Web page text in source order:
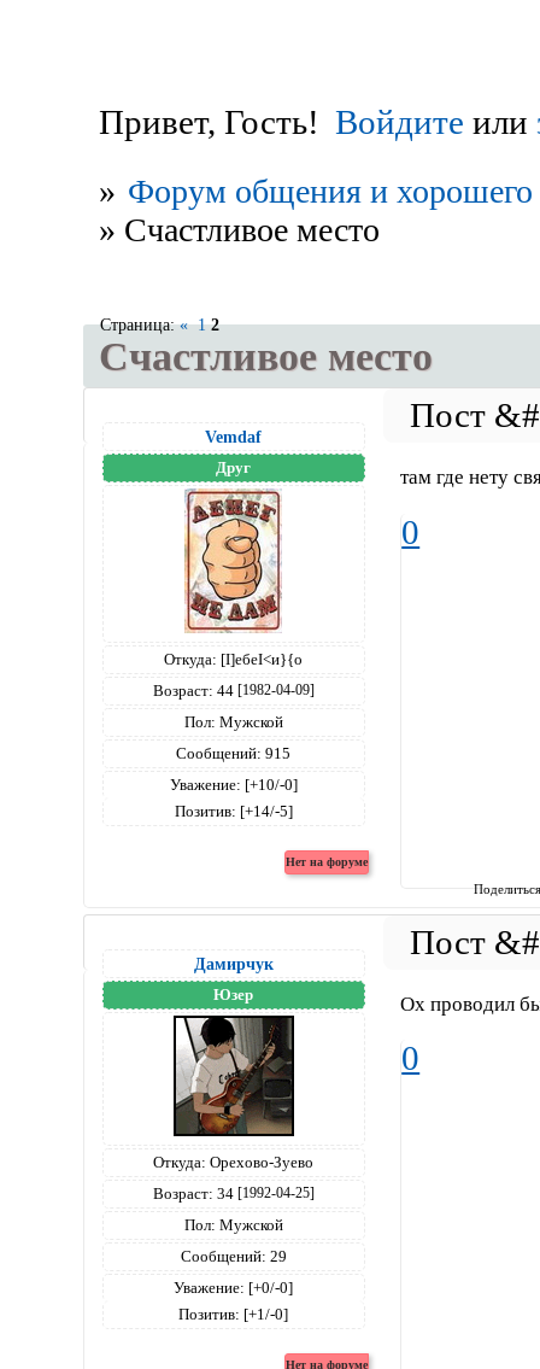
Привет, Гость! Войдите или
» Форум общения и хорошего
» Счастливое место
Счастливое место
Страница:« 1 2
Vemdaf
Друг
Откуда: [I]ебеI<и}{о
Возраст: 44 [1982-04-09]
Пол: Мужской
Сообщений: 915
Уважение: [+10/-0]
Позитив: [+14/-5]
там где нету
0
Дамирчук
Юзер
Откуда: Орехово-Зуево
Возраст: 34 [1992-04-25]
Пол: Мужской
Сообщений: 29
Уважение: [+0/-0]
Позитив: [+1/-0]
Ох проводил
0